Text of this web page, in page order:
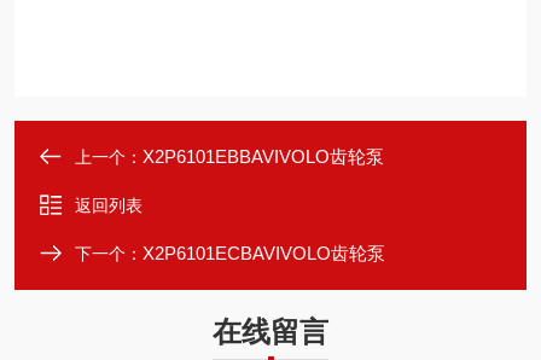
上一个： X2P6101EBBAVIVOLO齿轮泵
返回列表
下一个： X2P6101ECBAVIVOLO齿轮泵
在线留言